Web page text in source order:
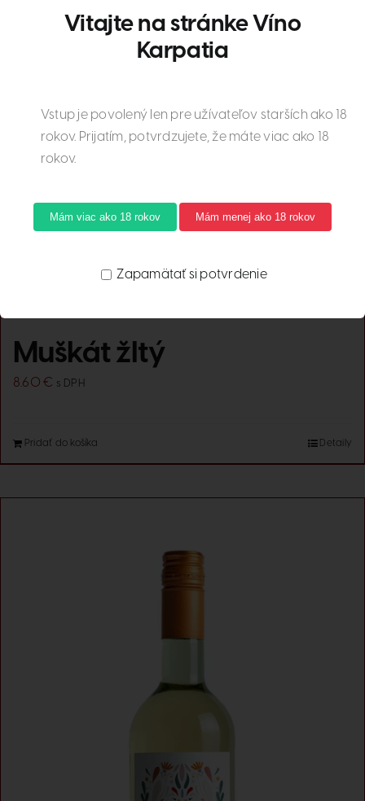
Vitajte na stránke Víno
Karpatia
Vstup je povolený len pre užívateľov starších ako 18
rokov. Prijatím, potvrdzujete, že máte viac ako 18
rokov.
Mám viac ako 18 rokov Mám menej ako 18 rokov
Zapamätať si potvrdenie
Muškát žltý
8.60€ s DPH
Pridať do košíka Detaily